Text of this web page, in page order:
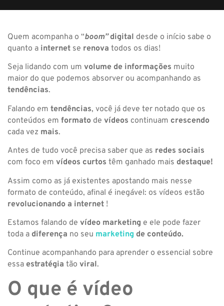
Quem acompanha o “boom” digital desde o início sabe o
quanto a internet se renova todos os dias!
Seja lidando com um volume de informações muito
maior do que podemos absorver ou acompanhando as
tendências.
Falando em tendências, você já deve ter notado que os
conteúdos em formato de vídeos continuam crescendo
cada vez mais.
Antes de tudo você precisa saber que as redes sociais
com foco em vídeos curtos têm ganhado mais destaque!
Assim como as já existentes apostando mais nesse
formato de conteúdo, afinal é inegável: os vídeos estão
revolucionando a internet !
Estamos falando de vídeo marketing e ele pode fazer
toda a diferença no seu marketing de conteúdo.
Continue acompanhando para aprender o essencial sobre
essa estratégia tão viral.
O que é vídeo